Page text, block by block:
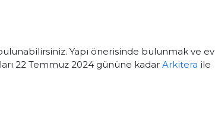
Yapı önerisinde bulunmak ve ev
22 Temmuz 2024 gününe kadar Arkitera ile